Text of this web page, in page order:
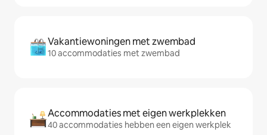
Vakantiewoningen met zwembad
10 accommodaties met zwembad
Accommodaties met eigen werkplekken
40 accommodaties hebben een eigen werkplek